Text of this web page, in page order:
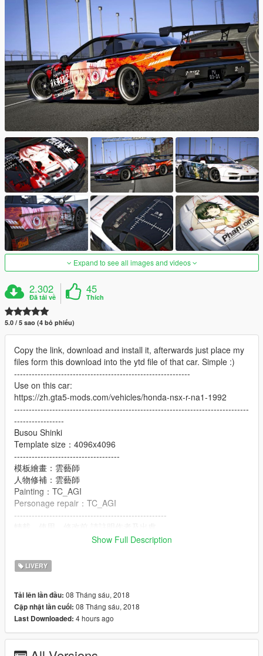
Expand to see all images and videos
2.302
Đã tải về
45
Thích
5.0 / 5 sao (4 bỏ phiếu)
Copy the link, download and install it, afterwards just place my
files form this download into the ytd file of that car. Simple :)
------------------------------------------------------------
Use on this car:
https://zh.gta5-mods.com/vehicles/honda-nsx-r-na1-1992
--------------------------------------------------------------------------------
-----------------
Busou Shinki
Template size：4096x4096
------------------------------------
模板繪畫：雲藝師
人物修補：雲藝師
Painting：TC_AGI
Personage repair：TC_AGI
----------------------------------------------------
Please refer to author and source before reprinting, using and
Show Full Description
LIVERY
Tải lên lần đầu: 08 Tháng sáu, 2018
Cập nhật lần cuối: 08 Tháng sáu, 2018
Last Downloaded: 4 hours ago